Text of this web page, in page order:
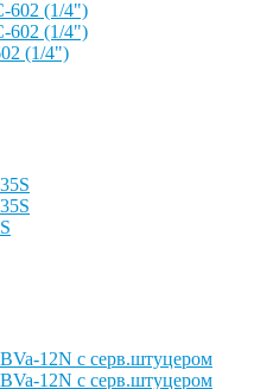
(1/4")